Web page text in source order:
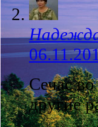
Сечас
другие